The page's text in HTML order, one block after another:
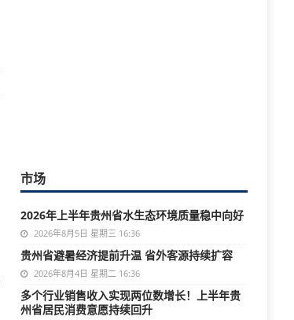
市场
2026年上半年贵州省水生态环境质量稳中向好
2026年8月5日 星期三 16:36
贵州省避暑经济提前升温 省外客源持续扩容
2026年8月4日 星期二 16:36
多个行业销售收入实现两位数增长！上半年贵
州省居民消费意愿持续回升